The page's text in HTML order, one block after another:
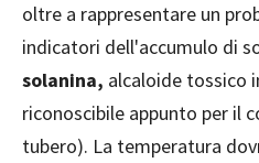
oltre a rappresentare un
indicatori dell'accumulo di
solanina, alcaloide tossico
riconoscibile appunto per il
tubero). La temperatura